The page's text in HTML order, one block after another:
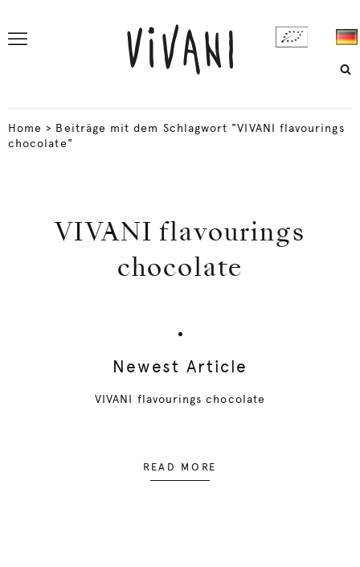
Home > Beiträge mit dem Schlagwort "VIVANI flavourings
chocolate"
VIVANI flavourings
chocolate
Newest Article
VIVANI flavourings chocolate
READ MORE